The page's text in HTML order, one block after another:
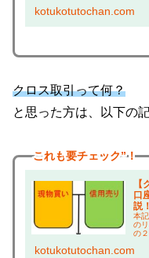
は
kotukotutochan.com
クロス取引って何？
と思った方は、以下の
これも要チェック”！
口
説！
本
の
の
企
kotukotutochan.com